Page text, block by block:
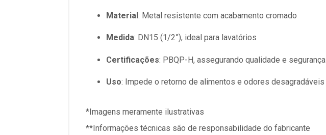
Material : Metal resistente com acabamento cromado
Medida: DN15 (1/2”), ideal para lavatórios
Certificações: PBQP-H, assegurando qualidade e segurança
Uso: Impede o retorno de alimentos e odores desagradáveis
*Imagens meramente ilustrativas
**Informações técnicas são de responsabilidade do fabricante